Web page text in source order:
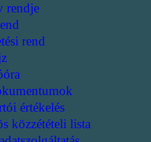
rendje
rend
értékelés
közzétételi lista